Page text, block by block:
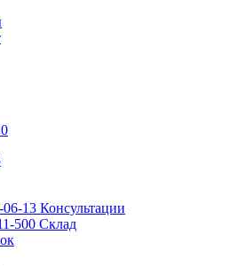
0
06-13 Консультации
500 Склад